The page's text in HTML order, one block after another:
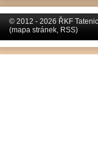
© 2012 - 2026 ŘKF
(mapa stránek, RSS)